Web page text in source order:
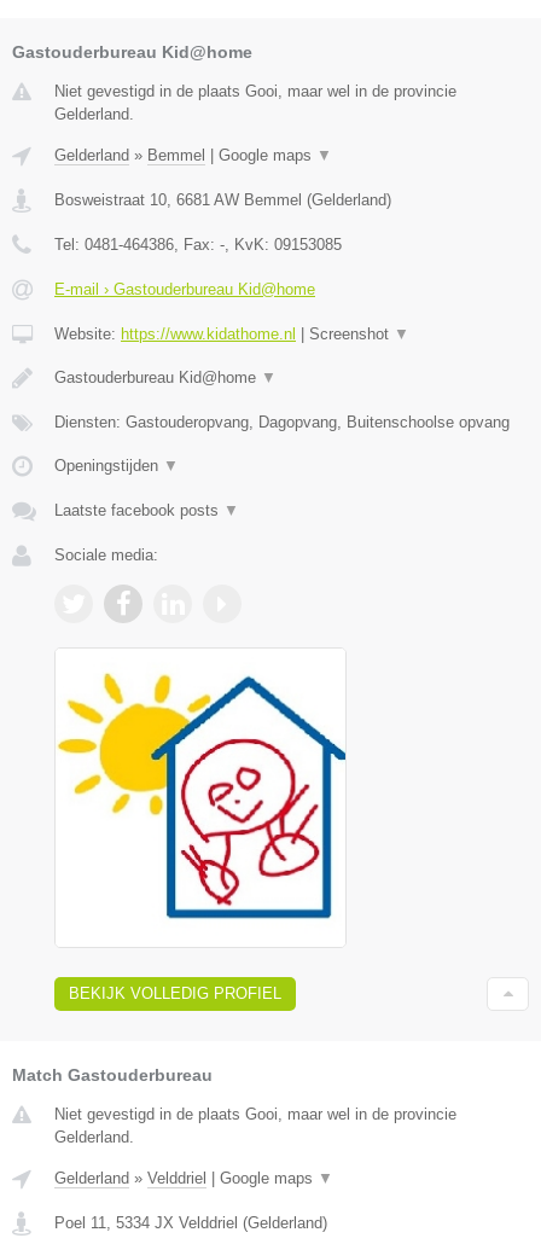
Gastouderbureau Kid@home
Niet gevestigd in de plaats Gooi, maar wel in de provincie
Gelderland.
Gelderland » Bemmel | Google maps ▼
Bosweistraat 10 6681 AW Bemmel (Gelderland)
Tel: 0481-464386 , Fax: - , KvK: 09153085
E-mail › Gastouderbureau Kid@home
Website: https://www.kidathome.nl | Screenshot ▼
Gastouderbureau Kid@home ▼
Diensten: Gastouderopvang, Dagopvang, Buitenschoolse opvang
Openingstijden ▼
Laatste facebook posts ▼
Sociale media:
BEKIJK VOLLEDIG PROFIEL
Match Gastouderbureau
Niet gevestigd in de plaats Gooi, maar wel in de provincie
Gelderland.
Gelderland » Velddriel Google maps ▼
Poel 11, 5334 JX Velddriel (Gelderland)